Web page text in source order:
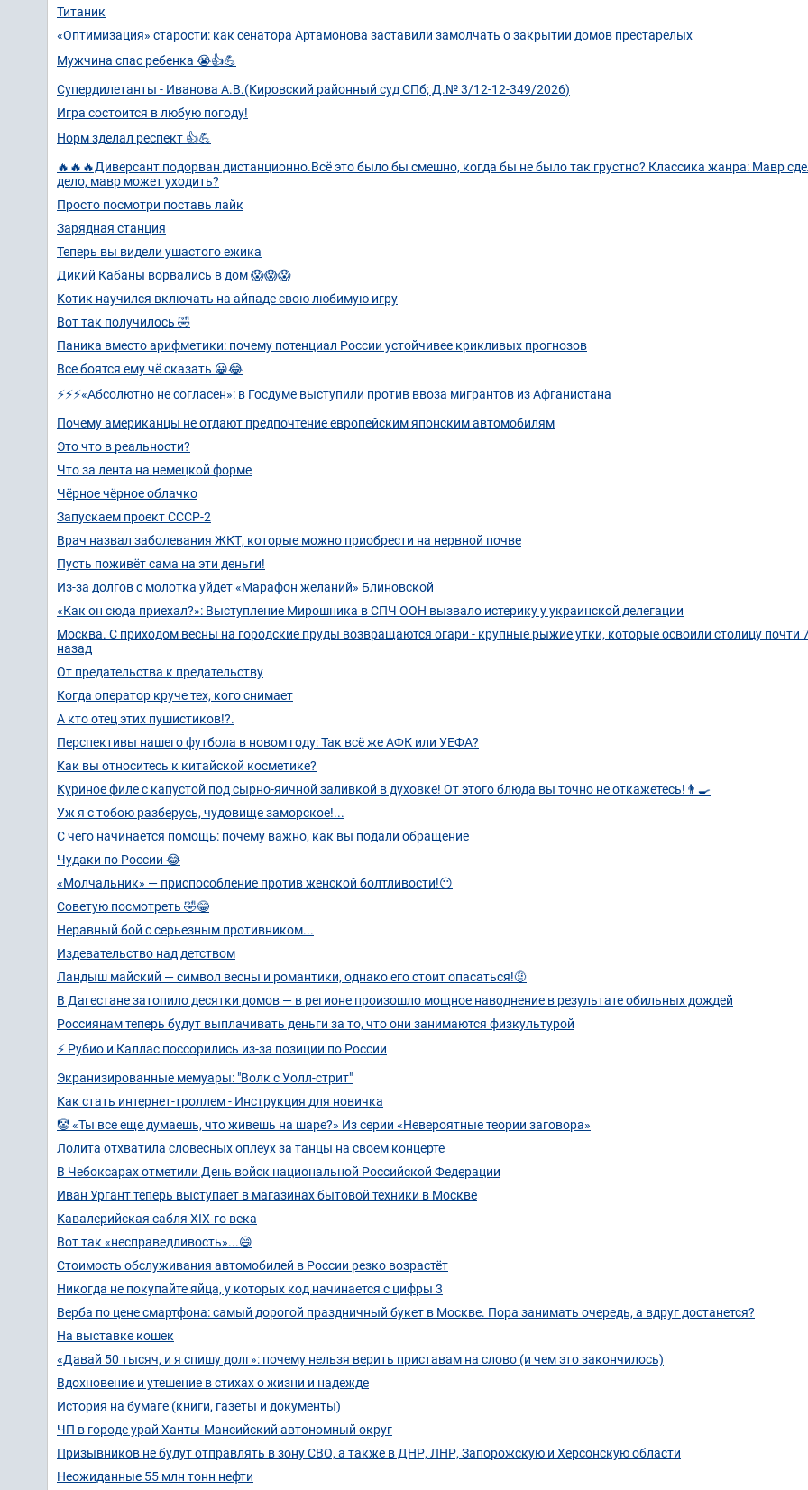
Титаник
«Оптимизация» старости: как сенатора Артамонова заставили замолчать о закрытии домов престарелых
Мужчина спас ребенка 😭👍💪
Супердилетанты - Иванова А.В.(Кировский районный суд СПб; Д.№ 3/12-12-349/2026)
Игра состоится в любую погоду!
Норм зделал респект 👍💪
🔥🔥🔥Диверсант подорван дистанционно.Всё это было бы смешно, когда бы не было так грустно? Классика жанра: Мавр
дело, мавр может уходить?
Просто посмотри поставь лайк
Зарядная станция
Теперь вы видели ушастого ежика
Дикий Кабаны ворвались в дом 😱😱😱
Котик научился включать на айпаде свою любимую игру
Вот так получилось 🤣
Паника вместо арифметики: почему потенциал России устойчивее крикливых прогнозов
Все боятся ему чё сказать 😀😂
⚡⚡⚡«Абсолютно не согласен»: в Госдуме выступили против ввоза мигрантов из Афганистана
Почему американцы не отдают предпочтение европейским японским автомобилям
Это что в реальности?
Что за лента на немецкой форме
Чёрное чёрное облачко
Запускаем проект СССР-2
Врач назвал заболевания ЖКТ, которые можно приобрести на нервной почве
Пусть поживёт сама на эти деньги!
Из-за долгов с молотка уйдет «Марафон желаний» Блиновской
«Как он сюда приехал?»: Выступление Мирошника в СПЧ ООН вызвало истерику у украинской делегации
Москва. С приходом весны на городские пруды возвращаются огари - крупные рыжие утки, которые освоили столицу почти
назад
От предательства к предательству
Когда оператор круче тех, кого снимает
А кто отец этих пушистиков!?.
Перспективы нашего футбола в новом году: Так всё же АФК или УЕФА?
Как вы относитесь к китайской косметике?
Куриное филе с капустой под сырно-яичной заливкой в духовке! От этого блюда вы точно не откажетесь!👨‍🍳
Уж я с тобою разберусь, чудовище заморское!...
С чего начинается помощь: почему важно, как вы подали обращение
Чудаки по России 😂
«Молчальник» — приспособление против женской болтливости!😶
Советую посмотреть 🤣😂
Неравный бой с серьезным противником...
Издевательство над детством
Ландыш майский — символ весны и романтики, однако его стоит опасаться!🤨
В Дагестане затопило десятки домов — в регионе произошло мощное наводнение в результате обильных дождей
Россиянам теперь будут выплачивать деньги за то, что они занимаются физкультурой
⚡ Рубио и Каллас поссорились из-за позиции по России
Экранизированные мемуары: "Волк с Уолл-стрит"
Как стать интернет-троллем - Инструкция для новичка
🤡 «Ты все еще думаешь, что живешь на шаре?» Из серии «Невероятные теории заговора»
Лолита отхватила словесных оплеух за танцы на своем концерте
В Чебоксарах отметили День войск национальной Российской Федерации
Иван Ургант теперь выступает в магазинах бытовой техники в Москве
Кавалерийская сабля XIX-го века
Вот так «несправедливость»...😄
Стоимость обслуживания автомобилей в России резко возрастёт
Никогда не покупайте яйца, у которых код начинается с цифры 3
Верба по цене смартфона: самый дорогой праздничный букет в Москве. Пора занимать очередь, а вдруг достанется?
На выставке кошек
«Давай 50 тысяч, и я спишу долг»: почему нельзя верить приставам на слово (и чем это закончилось)
Вдохновение и утешение в стихах о жизни и надежде
История на бумаге (книги, газеты и документы)
ЧП в городе урай Ханты-Мансийский автономный округ
Призывников не будут отправлять в зону СВО, а также в ДНР, ЛНР, Запорожскую и Херсонскую области
Неожиданные 55 млн тонн нефти